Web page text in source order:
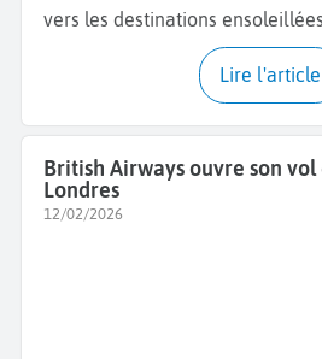
vers les destinations
Lire l'article
British Airways ouvre son
Londres
12/02/2026